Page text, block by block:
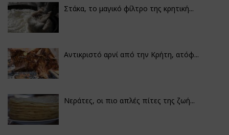
Στάκα, το μαγικό φίλτρο της κρητική...
Αντικριστό αρνί από την Κρήτη, ατόφ...
Νεράτες, οι πιο απλές πίτες της ζωή...